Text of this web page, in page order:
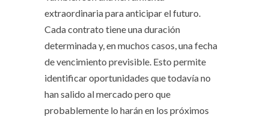
extraordinaria para anticipar el futuro.
Cada contrato tiene una duración
determinada y, en muchos casos, una fecha
de vencimiento previsible. Esto permite
identificar oportunidades que todavía no
han salido al mercado pero que
probablemente lo harán en los próximos